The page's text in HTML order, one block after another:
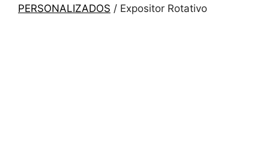
PERSONALIZADOS / Expositor Rotativo